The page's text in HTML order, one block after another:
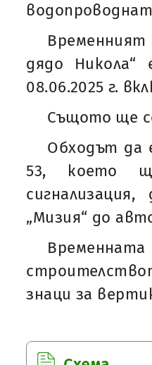
Временният
дядо Никола“
08.06.2025 г.
Същото ще
Обходът да
53, което
„Мизия“ до
знаци за